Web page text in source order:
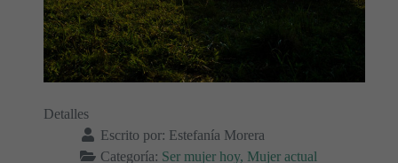
Detalles
Escrito por: Estefanía Morera
Categoría: Ser mujer hoy, Mujer actual